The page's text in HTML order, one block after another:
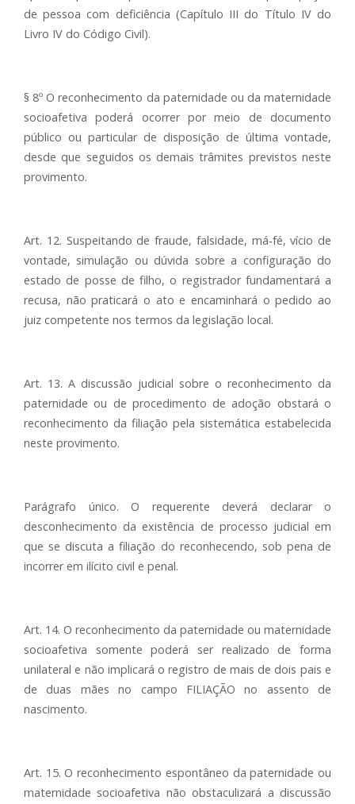
de pessoa com deficiência (Capítulo III do Título IV do
Livro IV do Código Civil).
§ 8º O reconhecimento da paternidade ou da maternidade
socioafetiva poderá ocorrer por meio de documento
público ou particular de disposição de última vontade,
desde que seguidos os demais trâmites previstos neste
provimento.
Art. 12. Suspeitando de fraude, falsidade, má-fé, vício de
vontade, simulação ou dúvida sobre a configuração do
estado de posse de filho, o registrador fundamentará a
recusa, não praticará o ato e encaminhará o pedido ao
juiz competente nos termos da legislação local.
Art. 13. A discussão judicial sobre o reconhecimento da
paternidade ou de procedimento de adoção obstará o
reconhecimento da filiação pela sistemática estabelecida
neste provimento.
Parágrafo único. O requerente deverá declarar o
desconhecimento da existência de processo judicial em
que se discuta a filiação do reconhecendo, sob pena de
incorrer em ilícito civil e penal.
Art. 14. O reconhecimento da paternidade ou maternidade
socioafetiva somente poderá ser realizado de forma
unilateral e não implicará o registro de mais de dois pais e
de duas mães no campo FILIAÇÃO no assento de
nascimento.
Art. 15. O reconhecimento espontâneo da paternidade ou
maternidade socioafetiva não obstaculizará a discussão